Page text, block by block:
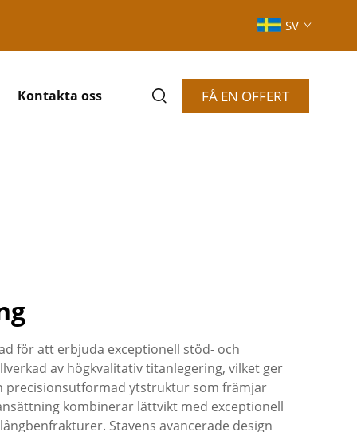
SV
Kontakta oss FÅ EN OFFERT
för att erbjuda exceptionell stöd- och
av högkvalitativ titanlegering, vilket ger
precisionsutformad ytstruktur som främjar
kombinerar lättvikt med exceptionell
Stavens avancerade design